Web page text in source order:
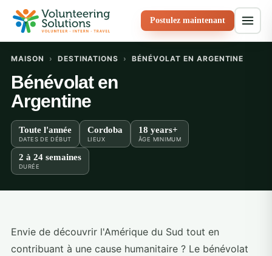
Postulez maintenant
MAISON › DESTINATIONS › BÉNÉVOLAT EN ARGENTINE
Bénévolat en
Argentine
Toute l'année
DATES DE DÉBUT
Cordoba
LIEUX
18 years+
ÂGE MINIMUM
2 à 24 semaines
DURÉE
Envie de découvrir l'Amérique du Sud tout en
contribuant à une cause humanitaire ? Le bénévolat